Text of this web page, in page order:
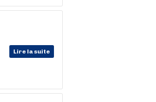
Lire la suite